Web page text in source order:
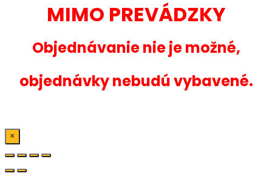
MIMO PREVÁDZKY
Objednávanie nie je možné,
objednávky nebudú vybavené.
×